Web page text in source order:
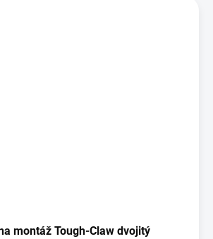
montáž Tough-Claw dvojitý